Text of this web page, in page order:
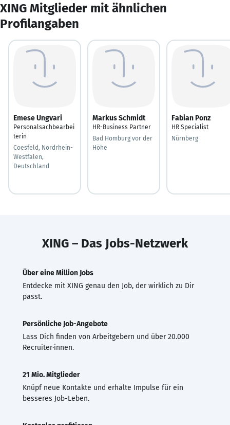
XING Mitglieder mit ähnlichen
Profilangaben
Emese Ungvari
Personalsachbearbei
terin
Coesfeld, Nordrhein-
Westfalen,
Deutschland
Markus Schmidt
HR-Business Partner
Bad Homburg vor der
Höhe
Fabian Ponz
HR Specialist
Nürnberg
XING – Das Jobs-Netzwerk
Über eine Million Jobs
Entdecke mit XING genau den Job, der wirklich zu Dir
passt.
Persönliche Job-Angebote
Lass Dich finden von Arbeitgebern und über 20.000
Recruiter·innen.
21 Mio. Mitglieder
Knüpf neue Kontakte und erhalte Impulse für ein
besseres Job-Leben.